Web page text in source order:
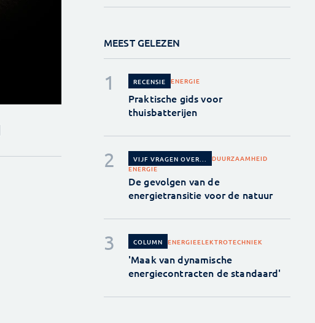
MEEST GELEZEN
RECENSIE ENERGIE
Praktische gids voor
thuisbatterijen
VIJF VRAGEN OVER...
DUURZAAMHEID
ENERGIE
De gevolgen van de
energietransitie voor de natuur
COLUMN ENERGIEELEKTROTECHNIEK
'Maak van dynamische
energiecontracten de standaard'